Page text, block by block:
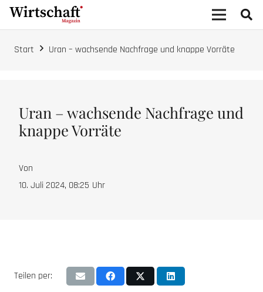
Start Uran – wachsende Nachfrage und knappe Vorräte
Uran – wachsende Nachfrage und
knappe Vorräte
Von
10. Juli 2024, 08:25 Uhr
Teilen per: